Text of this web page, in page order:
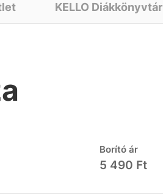
KELLO Diákkönyvtár
Borító ár
5 490 Ft